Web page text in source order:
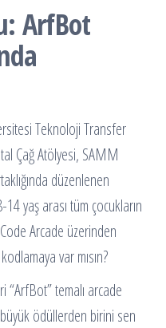
ArfBot
Teknoloji Transfer
Çağ Atölyesi, SAMM
düzenlenen
yaş arası tüm çocukların
Arcade üzerinden
var mısın?
temalı arcade
ödüllerden birini sen